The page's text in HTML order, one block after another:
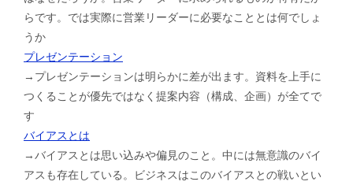
らです。では実際に営業リーダーに必要なこととは何でしょ
うか
プレゼンテーション
→プレゼンテーションは明らかに差が出ます。資料を上手に
つくることが優先ではなく提案内容（構成、企画）が全てで
す
バイアスとは
→バイアスとは思い込みや偏見のこと。中には無意識のバイ
アスも存在している。ビジネスはこのバイアスとの戦いとい